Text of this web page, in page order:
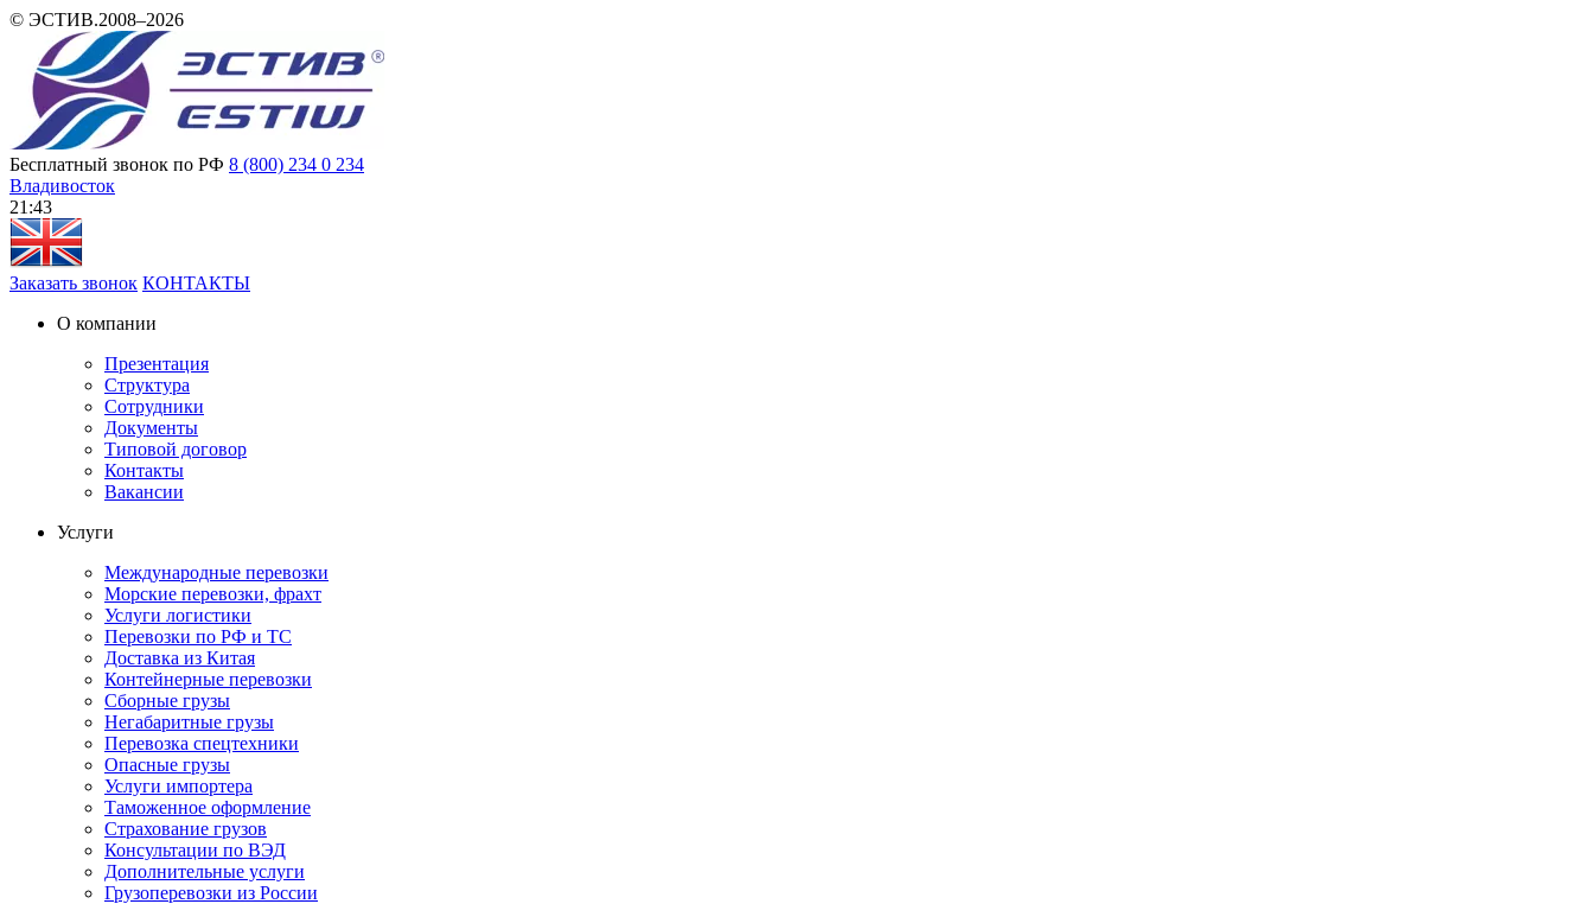
© ЭСТИВ.2008–2026
Бесплатный звонок по РФ 8 (800) 234 0 234
Владивосток
21 43
Заказать звонок КОНТАКТЫ
О компании
Презентация
Структура
Сотрудники
Документы
Типовой договор
Контакты
Вакансии
Услуги
Международные перевозки
Морские перевозки, фрахт
Услуги логистики
Перевозки по РФ и ТС
Доставка из Китая
Контейнерные перевозки
Сборные грузы
Негабаритные грузы
Перевозка спецтехники
Опасные грузы
Услуги импортера
Таможенное оформление
Страхование грузов
Консультации по ВЭД
Дополнительные услуги
Грузоперевозки из России